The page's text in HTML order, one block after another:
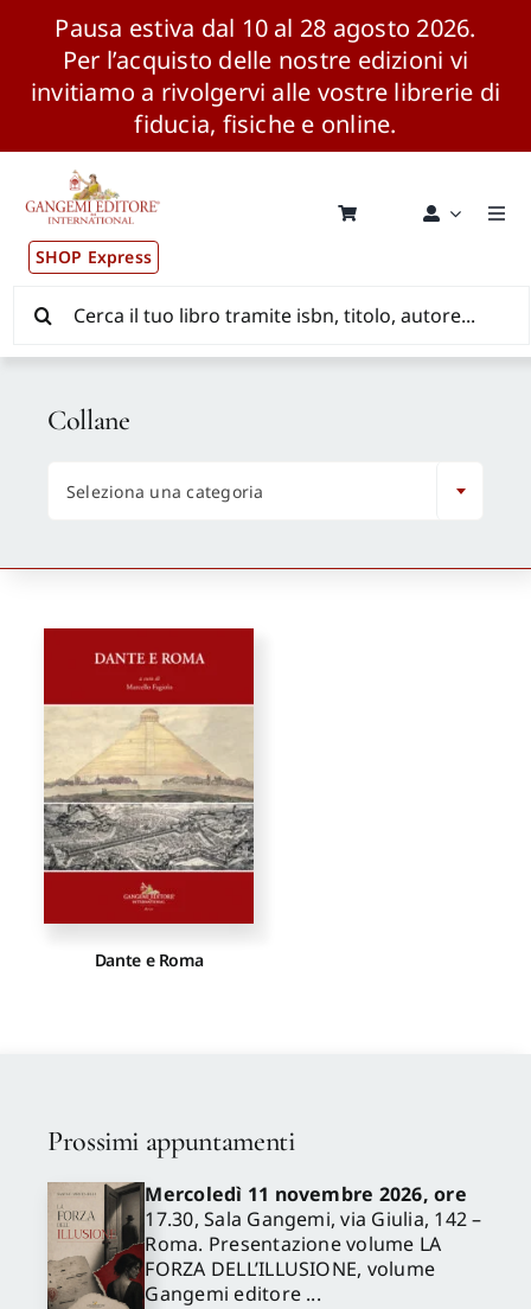
Pausa estiva dal 10 al 28 agosto 2026.
Per l’acquisto delle nostre edizioni vi
invitiamo a rivolgervi alle vostre librerie di
fiducia, fisiche e online.
contenuto
SHOP Express
Pubblicazioni
News ed Eventi
Distribuzione Wolrdwide
CONSIP / MEPA / ANVUR / CINECA
Proposte di pubblicazione
Gangemi Editore
Newsletter
per:
Dante e Roma
Collane
Seleziona una categoria
Prossimi appuntamenti
Mercoledì 11 novembre 2026, ore
17.30, Sala Gangemi, via Giulia, 142 –
Roma. Presentazione volume LA
FORZA DELL’ILLUSIONE, volume
Gangemi editore ...